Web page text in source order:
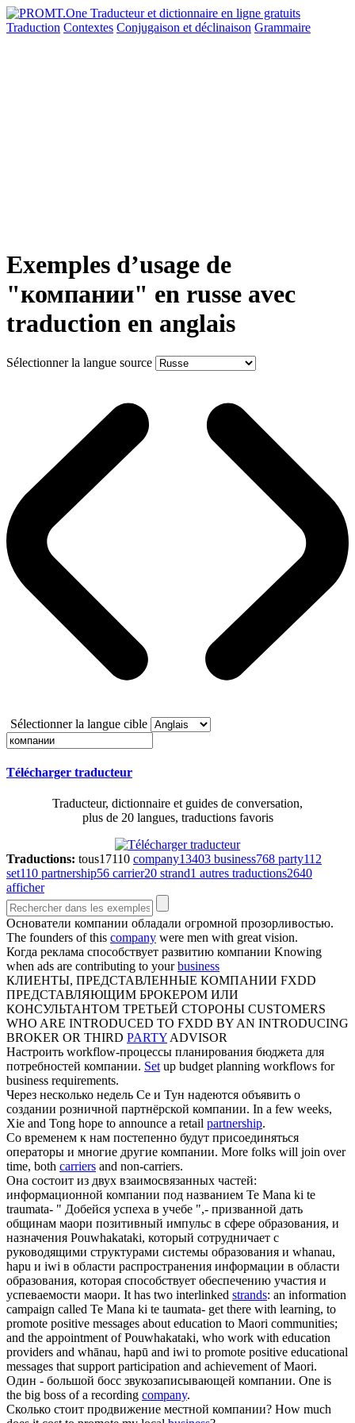
Traduction Contextes Conjugaison et déclinaison Grammaire
Exemples d’usage de
"компании" en russe avec
traduction en anglais
Sélectionner la langue source
Sélectionner la langue cible
Télécharger traducteur
Traducteur, dictionnaire et guides de conversation,
plus de 20 langues, traductions favoris
Traductions: tous17110 company13403 business768 party112
set110 partnership56 carrier20 strand1 autres traductions2640
afficher
Основатели компании обладали огромной прозорливостью.
The founders of this company were men with great vision.
Когда реклама способствует развитию компании Knowing
when ads are contributing to yourbusiness
КЛИЕНТЫ, ПРЕДСТАВЛЕННЫЕ КОМПАНИИ FXDD
ПРЕДСТАВЛЯЮЩИМ БРОКЕРОМ ИЛИ
КОНСУЛЬТАНТОМ ТРЕТЬЕЙ СТОРОНЫ CUSTOMERS
WHO ARE INTRODUCED TO FXDD BY AN INTRODUCING
BROKER OR THIRD PARTYADVISOR
Настроить workflow-процессы планирования бюджета для
потребностей компании. Setup budget planning workflows for
business requirements.
Через несколько недель Се и Тун надеются объявить о
создании розничной партнёрской компании. In a few weeks,
Xie and Tong hope to announce a retail partnership.
Со временем к нам постепенно будут присоединяться
операторы и многие другие компании. More folks will join over
time, both carriers and non-carriers.
Она состоит из двух взаимосвязанных частей:
информационной компании под названием Te Mana ki te
traumata- " Добейся успеха в учебе ",- призванной дать
общинам маори позитивный импульс в сфере образования, и
назначения Pouwhakataki, который сотрудничает с
руководящими структурами системы образования и whanau,
hapu и iwi в области распространения информации в области
образования, которая способствует обеспечению участия и
успеваемости маори. It has two interlinked strands: an information
campaign called Te Mana ki te taumata- get there with learning, to
promote positive messages about education to Maori communities;
and the appointment of Pouwhakataki, who work with education
providers and whānau, hapū and iwi to promote positive educational
messages that support participation and achievement of Maori.
Один - большой босс звукозаписывающей компании. One is
the big boss of a recording company.
Сколько стоит продвижение местной компании? How much